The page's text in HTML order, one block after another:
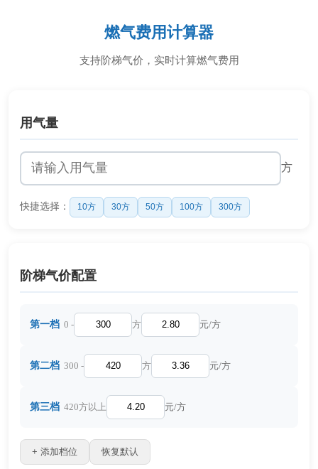
燃气费用计算器
支持阶梯气价，实时计算燃气费用
用气量
方
快捷选择： 10方 30方 50方 100方 300方
阶梯气价配置
第一档 0 - 方 元/方
第二档 300 - 方 元/方
第三档 420方以上 元/方
+ 添加档位 恢复默认